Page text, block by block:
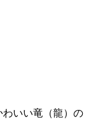
いい竜（龍）の